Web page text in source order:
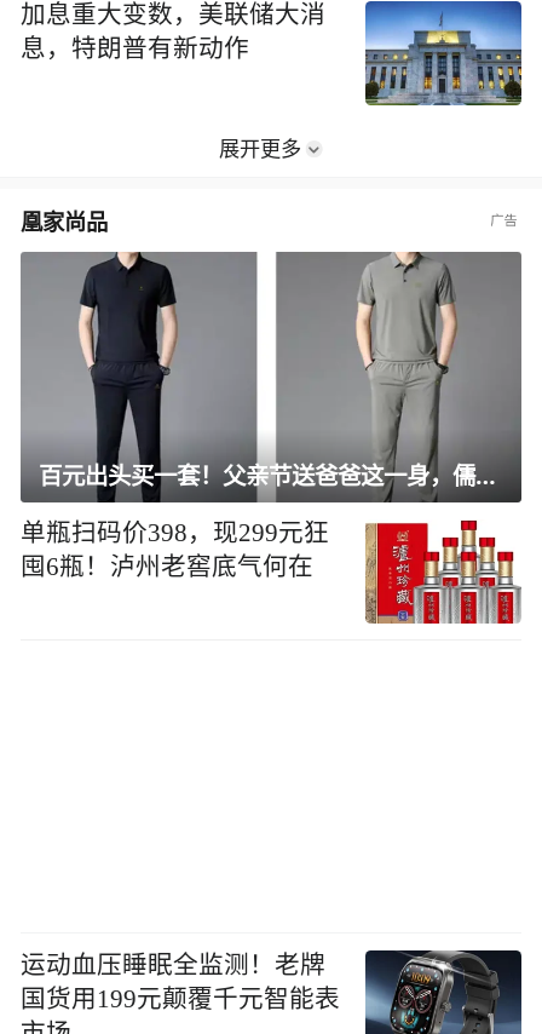
加息重大变数，美联储大消
息，特朗普有新动作
展开更多
凰家尚品
百元出头买一套！父亲节送爸爸这一身，儒雅有型还凉爽
单瓶扫码价398，现299元狂
囤6瓶！泸州老窖底气何在
运动血压睡眠全监测！老牌
国货用199元颠覆千元智能表